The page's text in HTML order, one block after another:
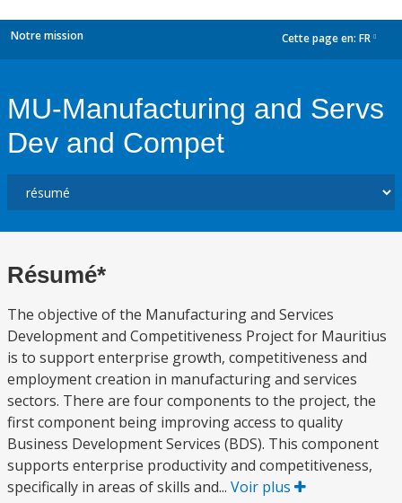
Notre mission Cette page en: FR
MU-Manufacturing and Servs
Dev and Compet
Résumé*
The objective of the Manufacturing and Services
Development and Competitiveness Project for Mauritius
is to support enterprise growth, competitiveness and
employment creation in manufacturing and services
sectors. There are four components to the project, the
first component being improving access to quality
Business Development Services (BDS). This component
supports enterprise productivity and competitiveness,
specifically in areas of skills and... Voir plus